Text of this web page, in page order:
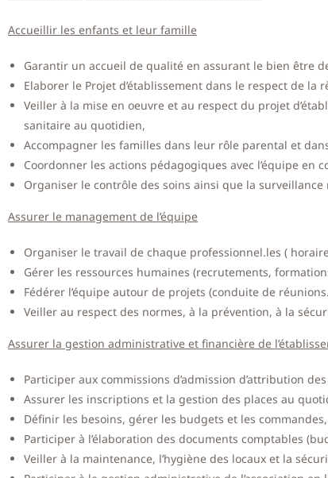
Accueillir les enfants et leur famille
Garantir un accueil de qualité en assurant le bien être
Elaborer le Projet d’établissement dans le respect de la
Veiller à la mise en oeuvre et au respect du projet
sanitaire au quotidien,
Accompagner les familles dans leur rôle parental et
Coordonner les actions pédagogiques avec l’équipe en
Organiser le contrôle des soins ainsi que la surveillance
Assurer le management de l’équipe
Organiser le travail de chaque professionnel.les (
Gérer les ressources humaines (recrutements,
Fédérer l’équipe autour de projets (conduite de
Veiller au respect des normes, à la prévention, à la
Assurer la gestion administrative et financière de
Participer aux commissions d’admission d’attribution
Assurer les inscriptions et la gestion des places au
Définir les besoins, gérer les budgets et les commandes,
Participer à l’élaboration des documents comptables
Veiller à la maintenance, l’hygiène des locaux et la